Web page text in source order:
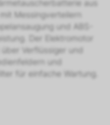
aus
Messingverteilern
und ABS-
Der Elektromotor
Verflüssiger und
und
für einfache Wartung.